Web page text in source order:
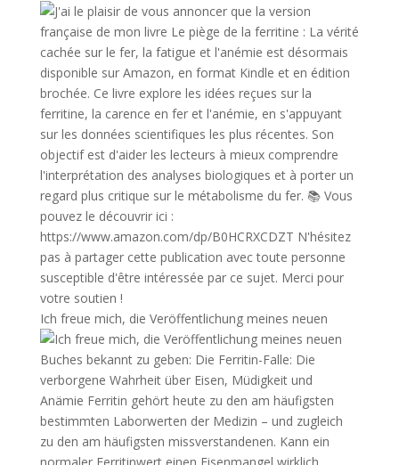
Ich freue mich, die Veröffentlichung meines neuen